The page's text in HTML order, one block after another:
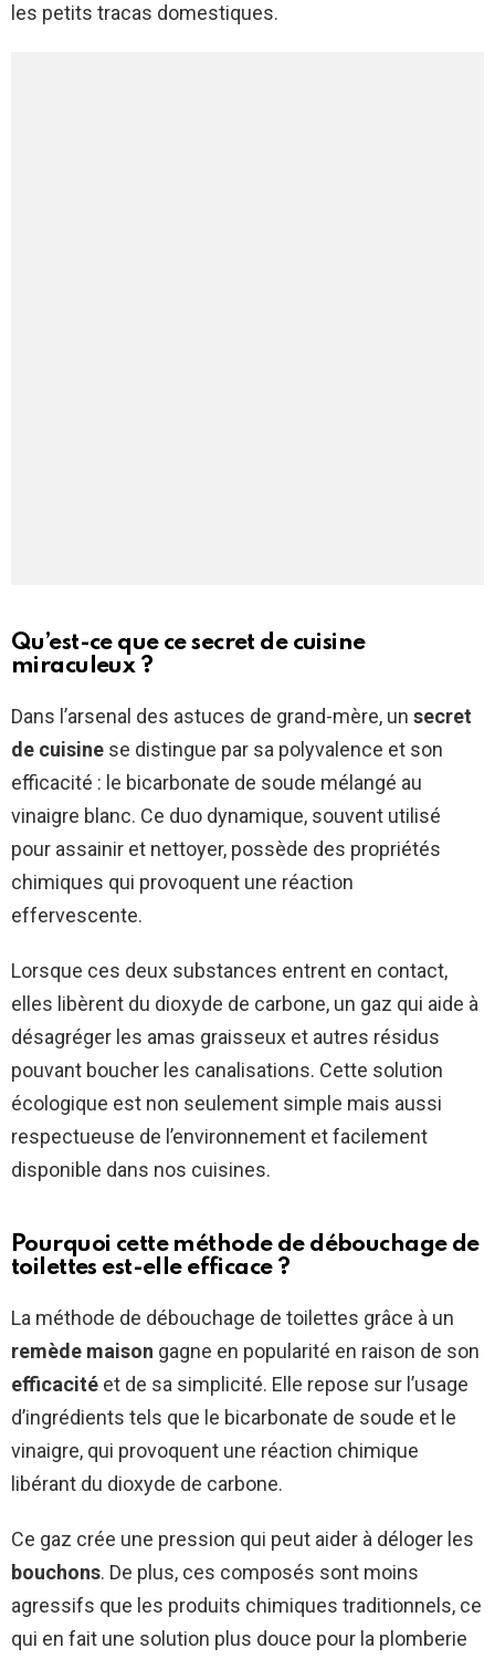
les petits tracas domestiques.
Qu’est-ce que ce secret de cuisine
miraculeux ?
Dans l’arsenal des astuces de grand-mère, un secret
de cuisine se distingue par sa polyvalence et son
efficacité : le bicarbonate de soude mélangé au
vinaigre blanc. Ce duo dynamique, souvent utilisé
pour assainir et nettoyer, possède des propriétés
chimiques qui provoquent une réaction
effervescente.
Lorsque ces deux substances entrent en contact,
elles libèrent du dioxyde de carbone, un gaz qui aide à
désagréger les amas graisseux et autres résidus
pouvant boucher les canalisations. Cette solution
écologique est non seulement simple mais aussi
respectueuse de l’environnement et facilement
disponible dans nos cuisines.
Pourquoi cette méthode de débouchage de
toilettes est-elle efficace ?
La méthode de débouchage de toilettes grâce à un
remède maison gagne en popularité en raison de son
efficacité et de sa simplicité. Elle repose sur l’usage
d’ingrédients tels que le bicarbonate de soude et le
vinaigre, qui provoquent une réaction chimique
libérant du dioxyde de carbone.
Ce gaz crée une pression qui peut aider à déloger les
bouchons. De plus, ces composés sont moins
agressifs que les produits chimiques traditionnels, ce
qui en fait une solution plus douce pour la plomberie